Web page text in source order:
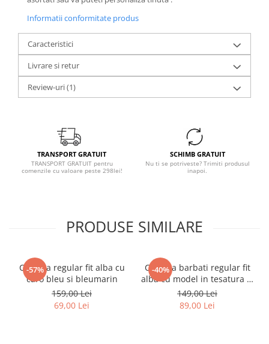
Informatii conformitate produs
Caracteristici
Livrare si retur
Review-uri(1)
TRANSPORT GRATUIT
TRANSPORT GRATUIT pentru
comenzile cu valoare peste 298lei!
SCHIMB GRATUIT
Nu ti se potriveste? Trimiti produsul
inapoi.
PRODUSE SIMILARE
-57%
Camasa regular fit alba cu
caro bleu si bleumarin
159,00 Lei
69,00 Lei
-40%
Camasa barbati regular fit
alba cu model in tesatura si
nasturi ascunsi
149,00 Lei
89,00 Lei